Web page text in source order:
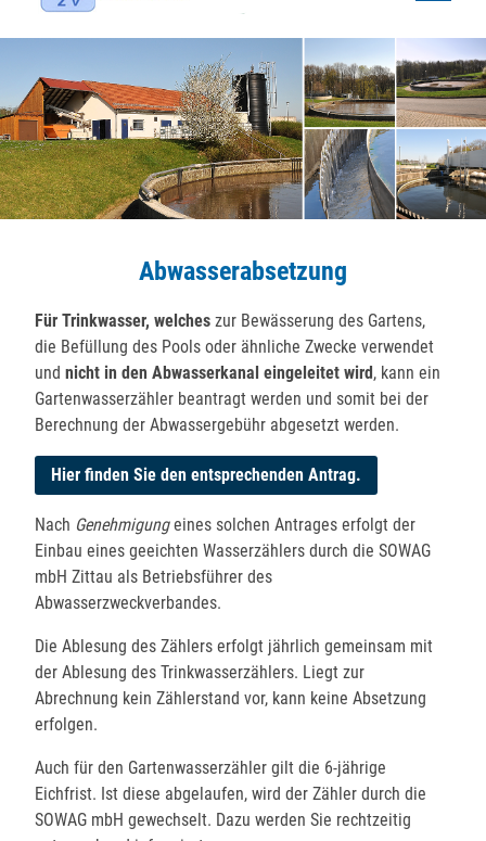
Abwasserabsetzung
Für Trinkwasser, welches zur Bewässerung des Gartens,
die Befüllung des Pools oder ähnliche Zwecke verwendet
und nicht in den Abwasserkanal eingeleitet wird, kann ein
Gartenwasserzähler beantragt werden und somit bei der
Berechnung der Abwassergebühr abgesetzt werden.
Hier finden Sie den entsprechenden Antrag.
Nach Genehmigungeines solchen Antrages erfolgt der
Einbau eines geeichten Wasserzählers durch die SOWAG
mbH Zittau als Betriebsführer des
Abwasserzweckverbandes.
Die Ablesung des Zählers erfolgt jährlich gemeinsam mit
der Ablesung des Trinkwasserzählers. Liegt zur
Abrechnung kein Zählerstand vor, kann keine Absetzung
erfolgen.
Auch für den Gartenwasserzähler gilt die 6-jährige
Eichfrist. Ist diese abgelaufen, wird der Zähler durch die
SOWAG mbH gewechselt. Dazu werden Sie rechtzeitig